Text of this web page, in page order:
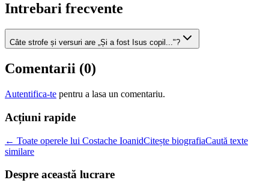
Intrebari frecvente
Câte strofe și versuri are „Și a fost Isus copil..."?
Comentarii (0)
Autentifica-te pentru a lasa un comentariu.
Acțiuni rapide
← Toate operele lui Costache IoanidCitește biografiaCaută texte
similare
Despre această lucrare